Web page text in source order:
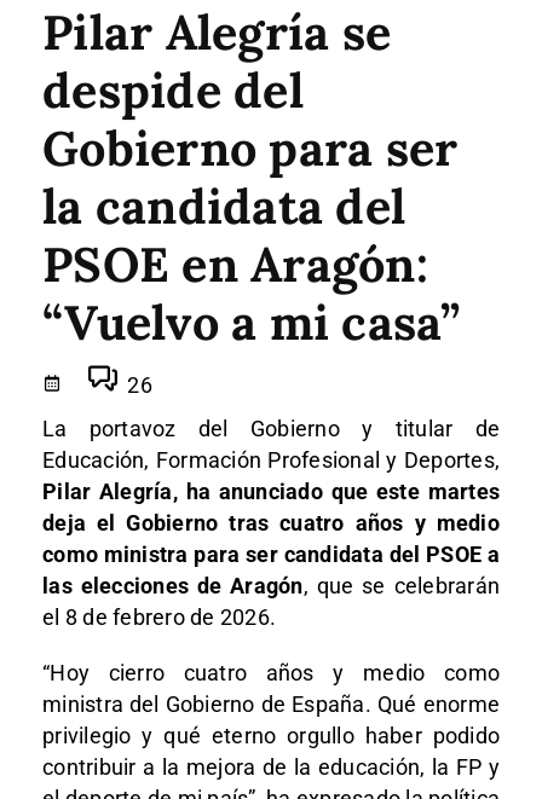
Pilar Alegría se
despide del
Gobierno para ser
la candidata del
PSOE en Aragón:
“Vuelvo a mi casa”
26
La portavoz del Gobierno y titular de
Educación, Formación Profesional y Deportes,
Pilar Alegría, ha anunciado que este martes
deja el Gobierno tras cuatro años y medio
como ministra para ser candidata del PSOE a
las elecciones de Aragón, que se celebrarán
el 8 de febrero de 2026.
“Hoy cierro cuatro años y medio como
ministra del Gobierno de España. Qué enorme
privilegio y qué eterno orgullo haber podido
contribuir a la mejora de la educación, la FP y